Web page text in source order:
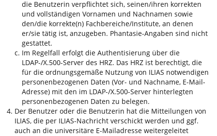
die Benutzerin verpflichtet sich, seinen/ihren korrekten
und vollständigen Vornamen und Nachnamen sowie
den/die korrekte(n) Fachbereiche/Institute, an denen
er/sie tätig ist, anzugeben. Phantasie-Angaben sind nicht
gestattet.
Im Regelfall erfolgt die Authentisierung über die
LDAP-/X.500-Server des HRZ. Das HRZ ist berechtigt, die
für die ordnungsgemäße Nutzung von ILIAS notwendigen
personenbezogenen Daten (Vor- und Nachname, E-Mail-
Adresse) mit den im LDAP-/X.500-Server hinterlegten
personenbezogenen Daten zu belegen.
Der Benutzer oder die Benutzerin hat die Mitteilungen von
ILIAS, die per ILIAS-Nachricht verschickt werden und ggf.
auch an die universitäre E-Mailadresse weitergeleitet